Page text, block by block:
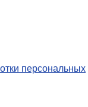
персональных